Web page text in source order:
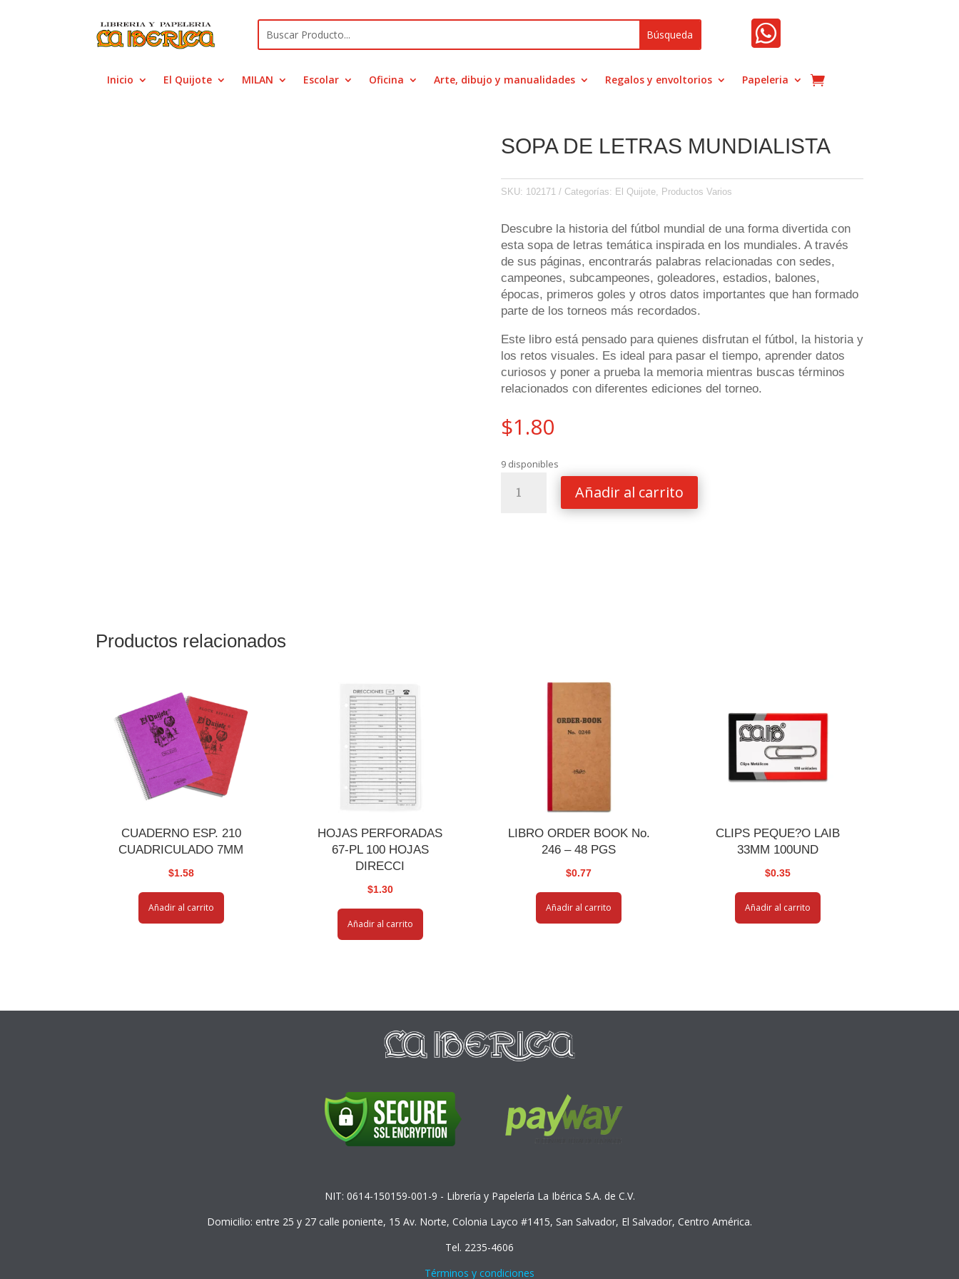

Inicio El Quijote MILAN Escolar Oficina Arte, dibujo y manualidades Regalos y envoltorios Papeleria
SOPA DE LETRAS MUNDIALISTA
SKU: 102171 Categorías: El Quijote, Productos Varios
Descubre la historia del fútbol mundial de una forma divertida con
esta sopa de letras temática inspirada en los mundiales. A través
de sus páginas, encontrarás palabras relacionadas con sedes,
campeones, subcampeones, goleadores, estadios, balones,
épocas, primeros goles y otros datos importantes que han formado
parte de los torneos más recordados.
Este libro está pensado para quienes disfrutan el fútbol, la historia y
los retos visuales. Es ideal para pasar el tiempo, aprender datos
curiosos y poner a prueba la memoria mientras buscas términos
relacionados con diferentes ediciones del torneo.
$1.80
9 disponibles
Añadir al carrito
Productos relacionados
CUADERNO ESP. 210
CUADRICULADO 7MM
$1.58
Añadir al carrito
HOJAS PERFORADAS
67-PL 100 HOJAS
DIRECCI
$1.30
Añadir al carrito
LIBRO ORDER BOOK No.
246 – 48 PGS
$0.77
Añadir al carrito
CLIPS PEQUE?O LAIB
33MM 100UND
$0.35
Añadir al carrito
NIT: 0614-150159-001-9 - Librería y Papelería La Ibérica S.A. de C.V.
Domicilio: entre 25 y 27 calle poniente, 15 Av. Norte, Colonia Layco #1415, San Salvador, El Salvador, Centro América.
Tel. 2235-4606
Términos y condiciones